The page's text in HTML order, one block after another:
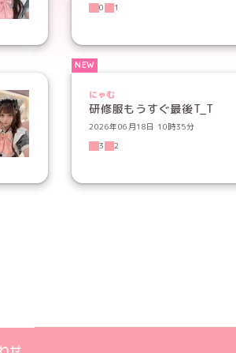
0
1
にゃむ
研修服もうすぐ最後T_T
2026年06月18日 10時35分
3
2